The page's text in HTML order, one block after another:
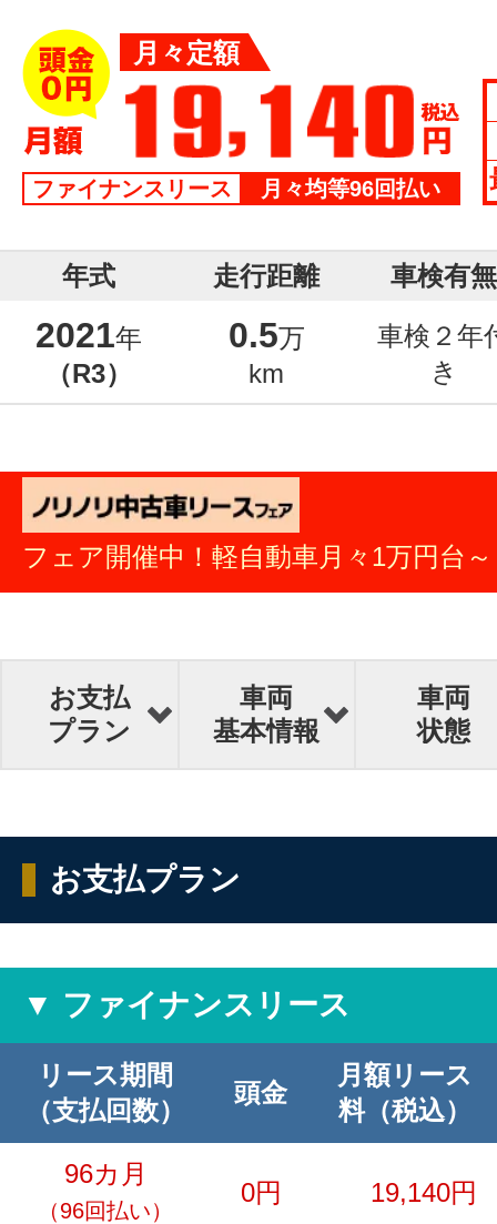
月々定額
ファイナンスリース 月々均等96回払い
年式 走行距離 車検有無
2021年
（R3）
0.5万
km
車検２年
き
フェア開催中！軽自動車月々1万円台～
お支払
プラン
車両
基本情報
車両
状態
お支払プラン
▼ ファイナンスリース
リース期間
（支払回数）
頭金
月額リース
料（税込）
96カ月
（96回払い）
0円 19,140円